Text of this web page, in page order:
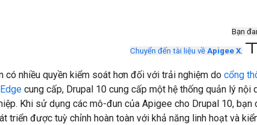
Bạn
Chuyển đến tài liệu về Apigee X.
nhiều quyền kiểm soát hơn đối với trải nghiệm do cổng
cung cấp, Drupal 10 cung cấp một hệ thống quản lý nội
Khi sử dụng các mô-đun của Apigee cho Drupal 10,
triển được tuỳ chỉnh hoàn toàn với khả năng linh hoạt và